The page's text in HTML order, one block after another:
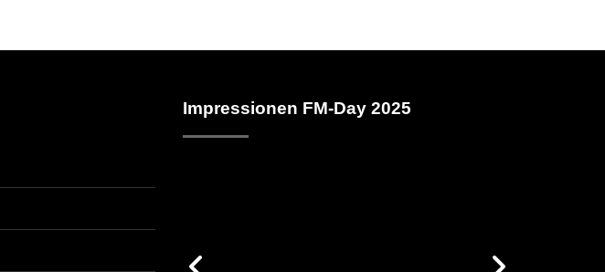
Impressionen FM-Day 2025